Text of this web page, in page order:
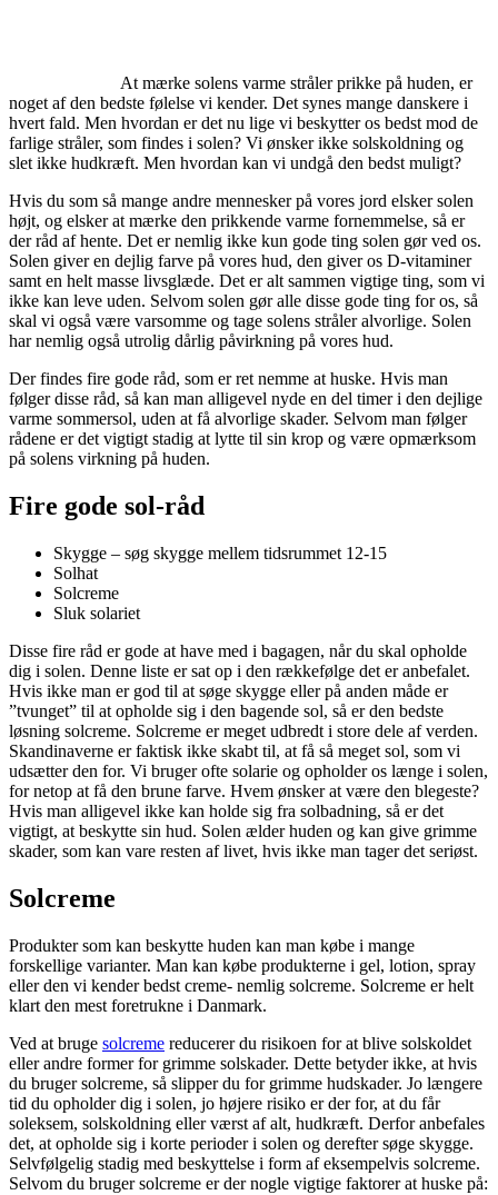
At mærke solens varme stråler prikke på huden, er
noget af den bedste følelse vi kender. Det synes mange danskere i
hvert fald. Men hvordan er det nu lige vi beskytter os bedst mod de
farlige stråler, som findes i solen? Vi ønsker ikke solskoldning og
slet ikke hudkræft. Men hvordan kan vi undgå den bedst muligt?
Hvis du som så mange andre mennesker på vores jord elsker solen
højt, og elsker at mærke den prikkende varme fornemmelse, så er
der råd af hente. Det er nemlig ikke kun gode ting solen gør ved os.
Solen giver en dejlig farve på vores hud, den giver os D-vitaminer
samt en helt masse livsglæde. Det er alt sammen vigtige ting, som vi
ikke kan leve uden. Selvom solen gør alle disse gode ting for os, så
skal vi også være varsomme og tage solens stråler alvorlige. Solen
har nemlig også utrolig dårlig påvirkning på vores hud.
Der findes fire gode råd, som er ret nemme at huske. Hvis man
følger disse råd, så kan man alligevel nyde en del timer i den dejlige
varme sommersol, uden at få alvorlige skader. Selvom man følger
rådene er det vigtigt stadig at lytte til sin krop og være opmærksom
på solens virkning på huden.
Fire gode sol-råd
Skygge – søg skygge mellem tidsrummet 12-15
Solhat
Solcreme
Sluk solariet
Disse fire råd er gode at have med i bagagen, når du skal opholde
dig i solen. Denne liste er sat op i den rækkefølge det er anbefalet.
Hvis ikke man er god til at søge skygge eller på anden måde er
”tvunget” til at opholde sig i den bagende sol, så er den bedste
løsning solcreme. Solcreme er meget udbredt i store dele af verden.
Skandinaverne er faktisk ikke skabt til, at få så meget sol, som vi
udsætter den for. Vi bruger ofte solarie og opholder os længe i solen,
for netop at få den brune farve. Hvem ønsker at være den blegeste?
Hvis man alligevel ikke kan holde sig fra solbadning, så er det
vigtigt, at beskytte sin hud. Solen ælder huden og kan give grimme
skader, som kan vare resten af livet, hvis ikke man tager det seriøst.
Solcreme
Produkter som kan beskytte huden kan man købe i mange
forskellige varianter. Man kan købe produkterne i gel, lotion, spray
eller den vi kender bedst creme- nemlig solcreme. Solcreme er helt
klart den mest foretrukne i Danmark.
Ved at bruge solcreme reducerer du risikoen for at blive solskoldet
eller andre former for grimme solskader. Dette betyder ikke, at hvis
du bruger solcreme, så slipper du for grimme hudskader. Jo længere
tid du opholder dig i solen, jo højere risiko er der for, at du får
soleksem, solskoldning eller værst af alt, hudkræft. Derfor anbefales
det, at opholde sig i korte perioder i solen og derefter søge skygge.
Selvfølgelig stadig med beskyttelse i form af eksempelvis solcreme.
Selvom du bruger solcreme er der nogle vigtige faktorer at huske på: